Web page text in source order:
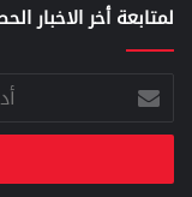
لمتابعة أخر الاخبار
أدخل
بريدك
الإلكتروني